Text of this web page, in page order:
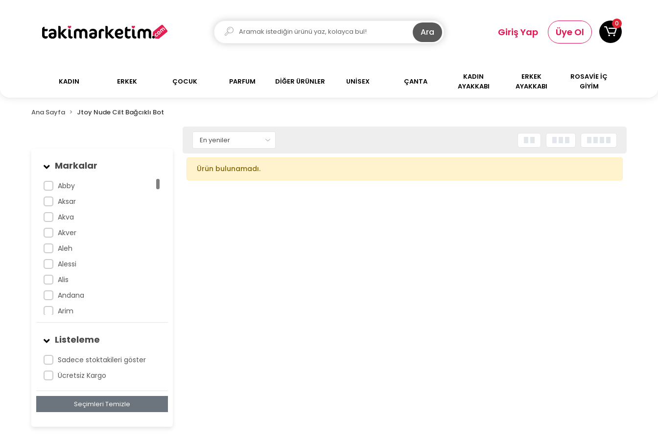
Ara Giriş Yap Üye Ol
0
KADIN ERKEK ÇOCUK PARFUM DİĞER ÜRÜNLER UNİSEX ÇANTA
KADIN
AYAKKABI
ERKEK
AYAKKABI
ROSAVİE İÇ
GİYİM
Ana Sayfa Jtoy Nude Cilt Bağcıklı Bot
Markalar
Abby
Aksar
Akva
Akver
Aleh
Alessi
Alis
Andana
Arim
Atnis
Belan
Belay
Birta
Listeleme
Sadece stoktakileri göster
Ücretsiz Kargo
Seçimleri Temizle
Ürün bulunamadı.